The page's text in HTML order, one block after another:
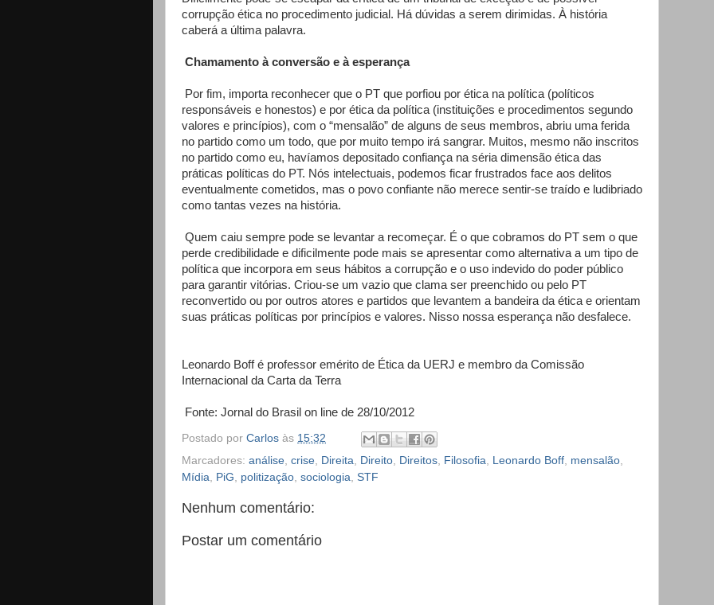
corrupção ética no procedimento judicial. Há dúvidas a serem dirimidas. À história
caberá a última palavra.
Chamamento à conversão e à esperança
Por fim, importa reconhecer que o PT que porfiou por ética na política (políticos
responsáveis e honestos) e por ética da política (instituições e procedimentos segundo
valores e princípios), com o “mensalão” de alguns de seus membros, abriu uma ferida
no partido como um todo, que por muito tempo irá sangrar. Muitos, mesmo não inscritos
no partido como eu, havíamos depositado confiança na séria dimensão ética das
práticas políticas do PT. Nós intelectuais, podemos ficar frustrados face aos delitos
eventualmente cometidos, mas o povo confiante não merece sentir-se traído e ludibriado
como tantas vezes na história.
Quem caiu sempre pode se levantar a recomeçar. É o que cobramos do PT sem o que
perde credibilidade e dificilmente pode mais se apresentar como alternativa a um tipo de
política que incorpora em seus hábitos a corrupção e o uso indevido do poder público
para garantir vitórias. Criou-se um vazio que clama ser preenchido ou pelo PT
reconvertido ou por outros atores e partidos que levantem a bandeira da ética e orientam
suas práticas políticas por princípios e valores. Nisso nossa esperança não desfalece.
Leonardo Boff é professor emérito de Ética da UERJ e membro da Comissão
Internacional da Carta da Terra
Fonte: Jornal do Brasil on line de 28/10/2012
Postado por Carlos às 15:32
Marcadores: análise crise Direita Direito Direitos Filosofia Leonardo Boff mensalão
Mídia
PiG politização sociologia STF
Nenhum comentário:
Postar um comentário